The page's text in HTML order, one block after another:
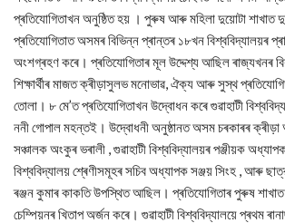
প্ৰতিযোগিতাখন অনুষ্ঠিত হয় । পুৰুষ আৰু মহিলা দুয়োটা শাখাত
প্ৰতিযোগিতাত অসমৰ বিভিন্ন প্ৰান্তৰ ১৮খন বিশ্ববিদ্যালয়ৰ
অংশগ্ৰহণ কৰে। প্ৰতিযোগিতাৰ মূল উদ্দেশ্য আছিল ৰাজ্যখনৰ
শিক্ষাৰ্থীৰ মাজত ক্ৰীড়াসুলভ মনোভাৱ, ঐক্য আৰু সুস্থ
তোলা। ৮ মে’ত প্ৰতিযোগিতাখন উদ্বোধন কৰে গুৱাহাটী
ননী গোপাল মহন্তই। উদ্বোধনী অনুষ্ঠানত অসম চৰকাৰৰ
সঞ্চালক অংকুৰ ভৰালী , গুৱাহাটী বিশ্ববিদ্যালয়ৰ পঞ্জীয়ক
বিশ্ববিদ্যালয় শ্ৰেণীসমূহৰ সচিব অধ্যাপক সঞ্জয় সিংহ , আৰু
ৰঞ্জন কুমাৰ কাকতি উপস্থিত আছিল। প্ৰতিযোগিতাৰ পুৰুষ শাখাত
চেম্পিয়নৰ খিতাপ অৰ্জন কৰে। গুৱাহাটী বিশ্ববিদ্যালয়ে প্ৰথম